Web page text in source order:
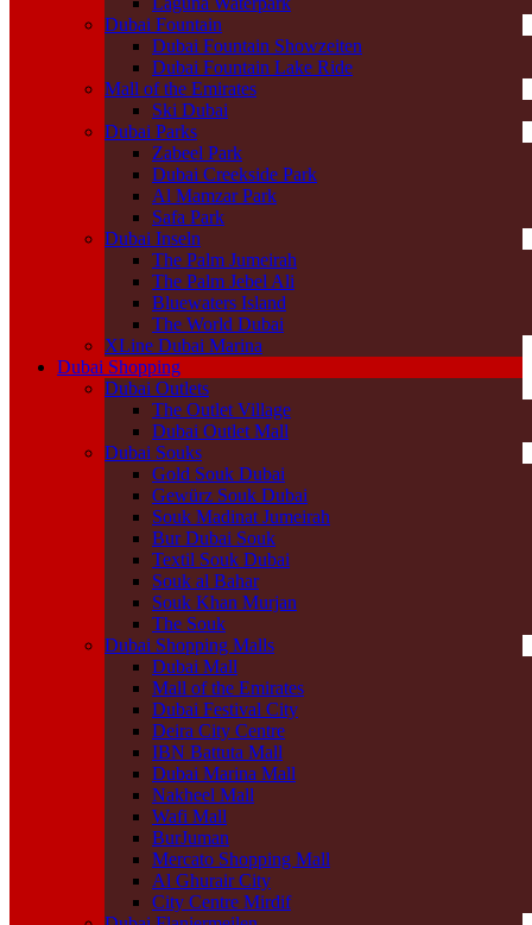
Dubai Fountain
Dubai Fountain Showzeiten
Dubai Fountain Lake Ride
Mall of the Emirates
Ski Dubai
Dubai Parks
Zabeel Park
Dubai Creekside Park
Al Mamzar Park
Safa Park
Dubai Inseln
The Palm Jumeirah
The Palm Jebel Ali
Bluewaters Island
The World Dubai
XLine Dubai Marina
Dubai Shopping
Dubai Outlets
The Outlet Village
Dubai Outlet Mall
Dubai Souks
Gold Souk Dubai
Gewürz Souk Dubai
Souk Madinat Jumeirah
Bur Dubai Souk
Textil Souk Dubai
Souk al Bahar
Souk Khan Murjan
The Souk
Dubai Shopping Malls
Dubai Mall
Mall of the Emirates
Dubai Festival City
Deira City Centre
IBN Battuta Mall
Dubai Marina Mall
Nakheel Mall
Wafi Mall
BurJuman
Mercato Shopping Mall
Al Ghurair City
City Centre Mirdif